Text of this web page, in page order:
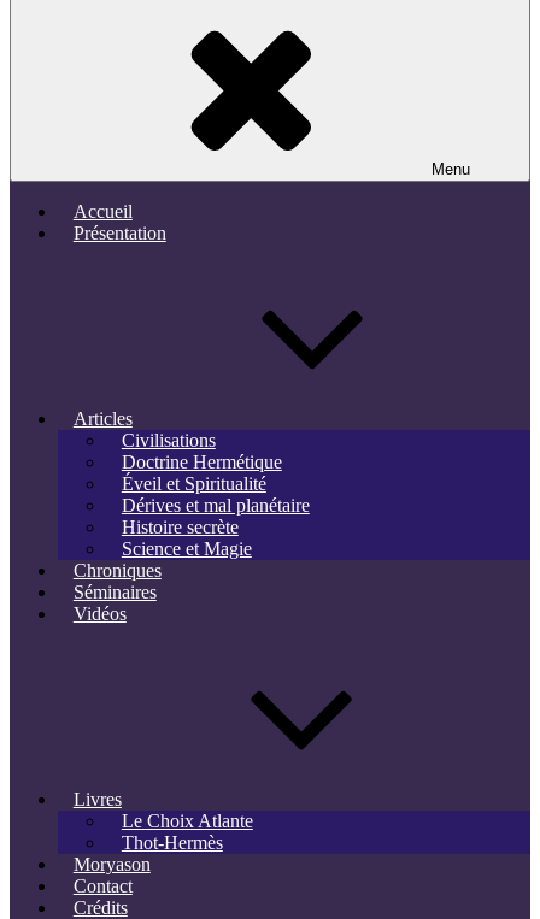
Menu
Accueil
Présentation
Articles
Civilisations
Doctrine Hermétique
Éveil et Spiritualité
Dérives et mal planétaire
Histoire secrète
Science et Magie
Chroniques
Séminaires
Vidéos
Livres
Le Choix Atlante
Thot-Hermès
Moryason
Contact
Crédits